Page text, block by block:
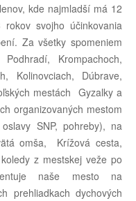
kde najmladší má 12
svojho účinkovania
Za všetky spomeniem
Krompachoch,
Kolinovciach, Dúbrave,
mestách Gyzalky a
organizovaných mestom
SNP, pohreby), na
omša, Krížová cesta,
z mestskej veže po
naše mesto na
prehliadkach dychových